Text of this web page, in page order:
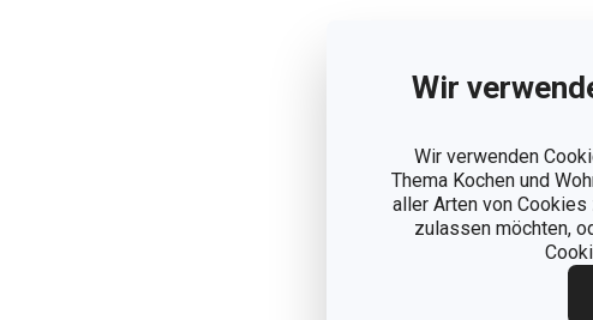
Wir
Wir verwenden
Thema Kochen und
aller Arten von
zulassen möchten,
DELÍCIA
10,90
Auf Lager